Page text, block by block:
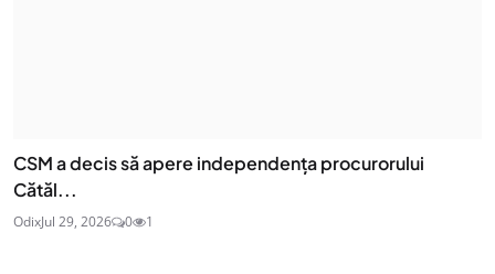
CSM a decis să apere independența procurorului
Cătăl...
OdixJul 29, 2026 0 1